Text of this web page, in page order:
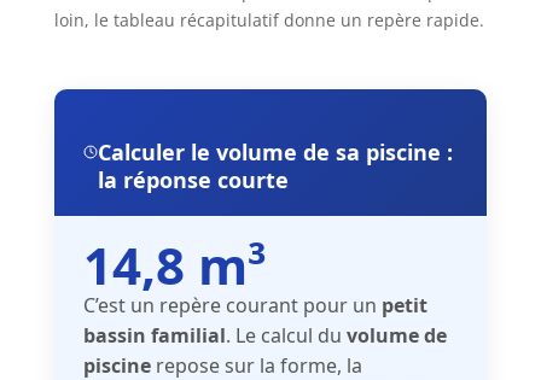
loin, le tableau récapitulatif donne un repère rapide.
Calculer le volume de sa piscine :
la réponse courte
14,8 m³
C’est un repère courant pour un petit
bassin familial. Le calcul du volume de
piscinerepose sur la forme, la